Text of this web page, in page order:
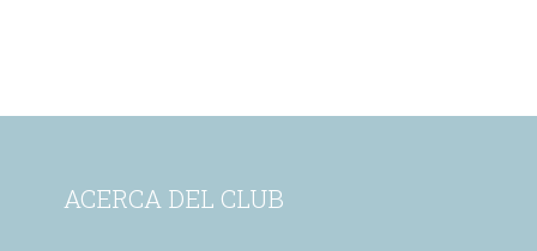
ACERCA DEL CLUB